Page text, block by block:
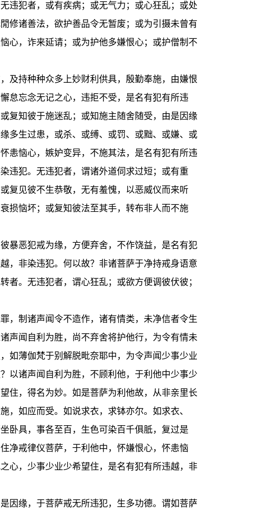
违犯者，或有疾病；或无气力；或心狂乱；或处
修诸善法，欲护善品令无暂废；或为引摄未曾有
心，诈来延请；或为护他多嫌恨心；或护僧制不
及持种种众多上妙财利供具，殷勤奉施，由嫌恨
怠忘念无记之心，违拒不受，是名有犯有所违
复知彼于施迷乱；或知施主随舍随受，由是因缘
多生过患，或杀、或缚、或罚、或黜、或嫌、或
恚恼心，嫉妒变异，不施其法，是名有犯有所违
违犯。无违犯者，谓诸外道伺求过短；或有重
复见彼不生恭敬，无有羞愧，以恶威仪而来听
损恼坏；或复知彼法至其手，转布非人而不施
暴恶犯戒为缘，方便弃舍，不作饶益，是名有犯
，非染违犯。何以故？非诸菩萨于净持戒身语意
者。无违犯者，谓心狂乱；或欲方便调彼伏彼；
，制诸声闻令不造作，诸有情类，未净信者令生
声闻自利为胜，尚不弃舍将护他行，为令有情未
如薄伽梵于别解脱毗奈耶中，为令声闻少事少业
以诸声闻自利为胜，不顾利他，于利他中少事少
住，得名为妙。如是菩萨为利他故，从非亲里长
，如应而受。如说求衣，求钵亦尔。如求衣、
卧具，事各至百，生色可染百千俱胝，复过是
净戒律仪菩萨，于利他中，怀嫌恨心，怀恚恼
心，少事少业少希望住，是名有犯有所违越，非
因缘，于菩萨戒无所违犯，生多功德。谓如菩萨